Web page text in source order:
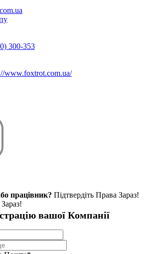
300-353
www.foxtrot.com.ua/
працівник? Підтвердіть Права Зараз!
вашої Компанії